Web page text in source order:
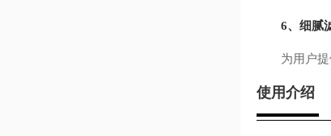
6、细腻
为用户提供
使用介绍